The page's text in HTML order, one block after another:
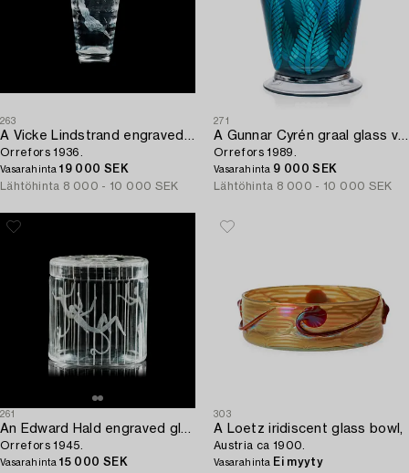
263
A Vicke Lindstrand engraved glass vase,
Orrefors 1936.
Vasarahinta19 000 SEK
Lähtöhinta 8 000 - 10 000 SEK
271
A Gunnar Cyrén graal glass vase,
Orrefors 1989.
Vasarahinta 9 000 SEK
Lähtöhinta 8 000 - 10 000 SEK
261
An Edward Hald engraved glass box,
Orrefors 1945.
Vasarahinta15 000 SEK
303
A Loetz iridiscent glass bowl,
Austria ca 1900.
Vasarahinta Ei myyty